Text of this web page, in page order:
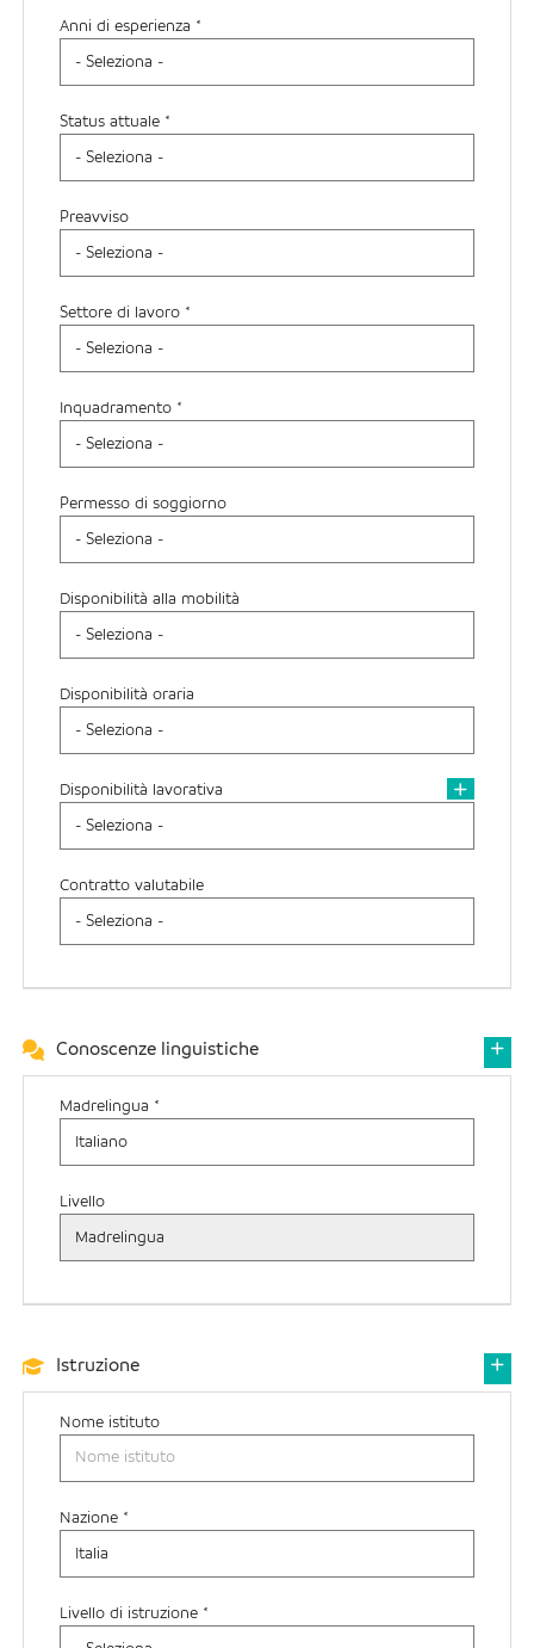
Anni di esperienza *
Status attuale *
Preavviso
Settore di lavoro *
Inquadramento *
Permesso di soggiorno
Disponibilità alla mobilità
Disponibilità oraria
Disponibilità lavorativa
Contratto valutabile
Conoscenze linguistiche
Madrelingua *
Livello
Istruzione
Nome istituto
Nazione *
Livello di istruzione *